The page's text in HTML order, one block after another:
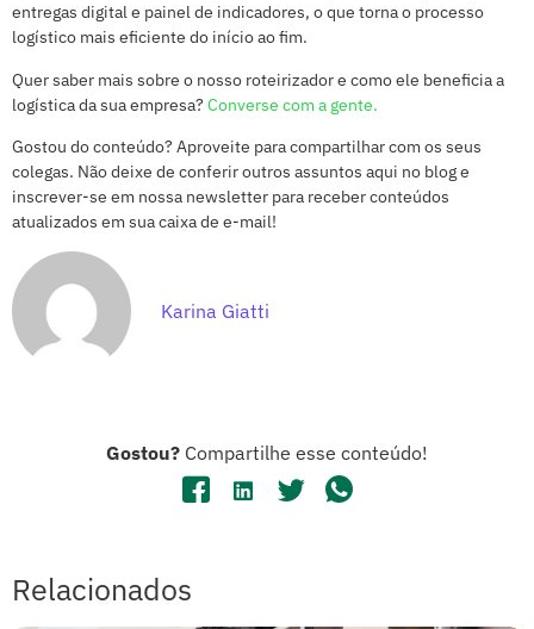
entregas digital e painel de indicadores, o que torna o processo
logístico mais eficiente do início ao fim.
Quer saber mais sobre o nosso roteirizador e como ele beneficia a
logística da sua empresa? Converse com a gente.
Gostou do conteúdo? Aproveite para compartilhar com os seus
colegas. Não deixe de conferir outros assuntos aqui no blog e
inscrever-se em nossa newsletter para receber conteúdos
atualizados em sua caixa de e-mail!
Karina Giatti
Gostou? Compartilhe esse conteúdo!
Relacionados